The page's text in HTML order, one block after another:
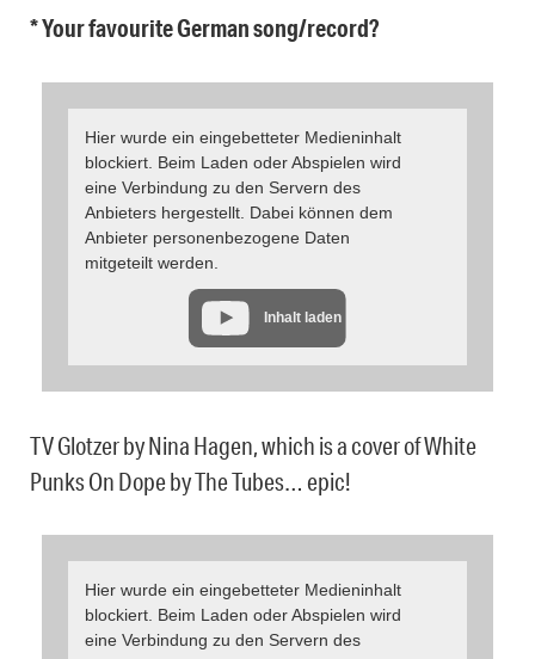
* Your favourite German song/record?
Hier wurde ein eingebetteter Medieninhalt
blockiert. Beim Laden oder Abspielen wird
eine Verbindung zu den Servern des
Anbieters hergestellt. Dabei können dem
Anbieter personenbezogene Daten
mitgeteilt werden.
Inhalt laden
TV Glotzer by Nina Hagen, which is a cover of White
Punks On Dope by The Tubes… epic!
Hier wurde ein eingebetteter Medieninhalt
blockiert. Beim Laden oder Abspielen wird
eine Verbindung zu den Servern des